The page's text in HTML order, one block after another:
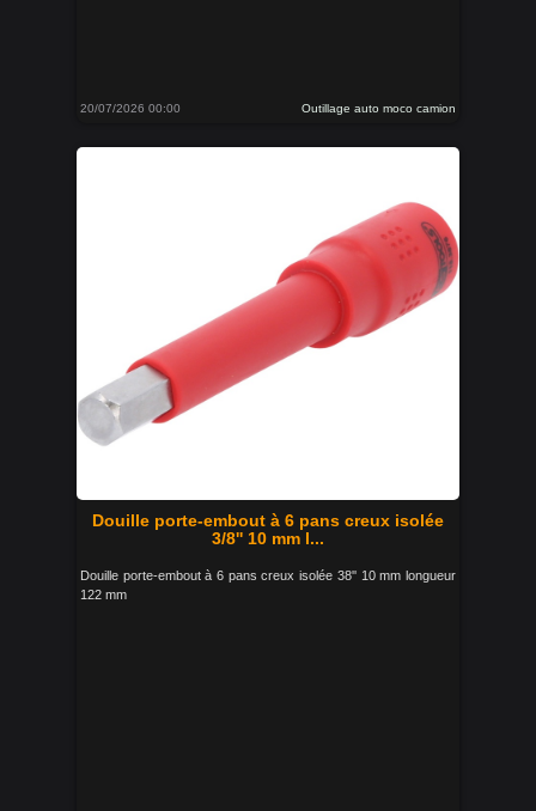
20/07/2026 00:00 Outillage auto moco camion
Douille porte-embout à 6 pans creux isolée
3/8'' 10 mm l...
Douille porte-embout à 6 pans creux isolée 38'' 10 mm longueur
122 mm